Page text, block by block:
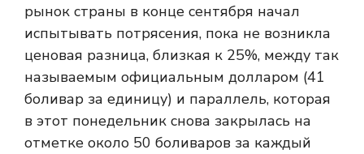
рынок страны в конце сентября начал
испытывать потрясения, пока не возникла
ценовая разница, близкая к 25%, между так
называемым официальным долларом (41
боливар за единицу) и параллель, которая
в этот понедельник снова закрылась на
отметке около 50 боливаров за каждый